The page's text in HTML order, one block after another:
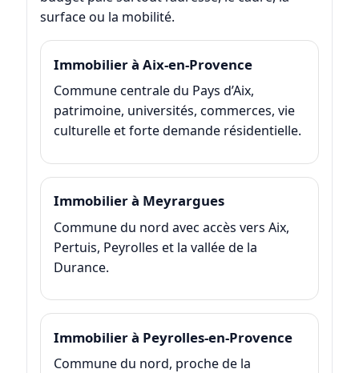
surface ou la mobilité.
Immobilier à Aix-en-Provence
Commune centrale du Pays d’Aix,
patrimoine, universités, commerces, vie
culturelle et forte demande résidentielle.
Immobilier à Meyrargues
Commune du nord avec accès vers Aix,
Pertuis, Peyrolles et la vallée de la
Durance.
Immobilier à Peyrolles-en-Provence
Commune du nord, proche de la